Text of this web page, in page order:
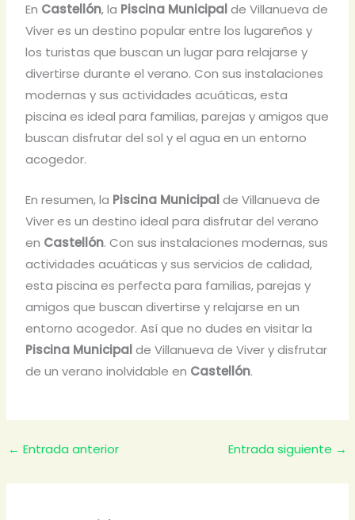
En Castellón, la Piscina Municipalde Villanueva de
Viver es un destino popular entre los lugareños y
los turistas que buscan un lugar para relajarse y
divertirse durante el verano. Con sus instalaciones
modernas y sus actividades acuáticas, esta
piscina es ideal para familias, parejas y amigos que
buscan disfrutar del sol y el agua en un entorno
acogedor.
En resumen, la Piscina Municipalde Villanueva de
Viver es un destino ideal para disfrutar del verano
en Castellón. Con sus instalaciones modernas, sus
actividades acuáticas y sus servicios de calidad,
esta piscina es perfecta para familias, parejas y
amigos que buscan divertirse y relajarse en un
entorno acogedor. Así que no dudes en visitar la
Piscina Municipalde Villanueva de Viver y disfrutar
de un verano inolvidable en Castellón.
← Entrada anterior Entrada siguiente →